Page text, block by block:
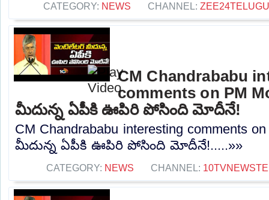
CATEGORY: NEWS CHANNEL:
CM Chandrababu
comments on PM
మీదున్న ఏపీకి ఊపిరి పోసింది మోదీనే!
CM Chandrababu interesting comments
మీదున్న ఏపీకి ఊపిరి పోసింది మోదీనే!.....»»
CATEGORY: NEWS CHANNEL: